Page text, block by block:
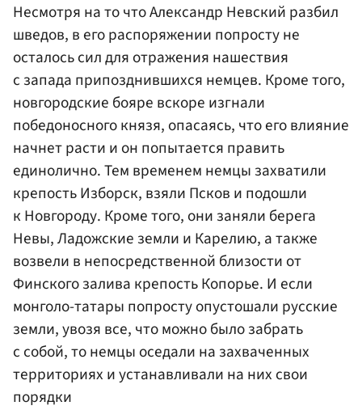
Несмотря на то что Александр Невский разбил
шведов, в его распоряжении попросту не
осталось сил для отражения нашествия
с запада припозднившихся немцев. Кроме того,
новгородские бояре вскоре изгнали
победоносного князя, опасаясь, что его влияние
начнет расти и он попытается править
единолично. Тем временем немцы захватили
крепость Изборск, взяли Псков и подошли
к Новгороду. Кроме того, они заняли берега
Невы, Ладожские земли и Карелию, а также
возвели в непосредственной близости от
Финского залива крепость Копорье. И если
монголо-татары попросту опустошали русские
земли, увозя все, что можно было забрать
с собой, то немцы оседали на захваченных
территориях и устанавливали на них свои
порядки